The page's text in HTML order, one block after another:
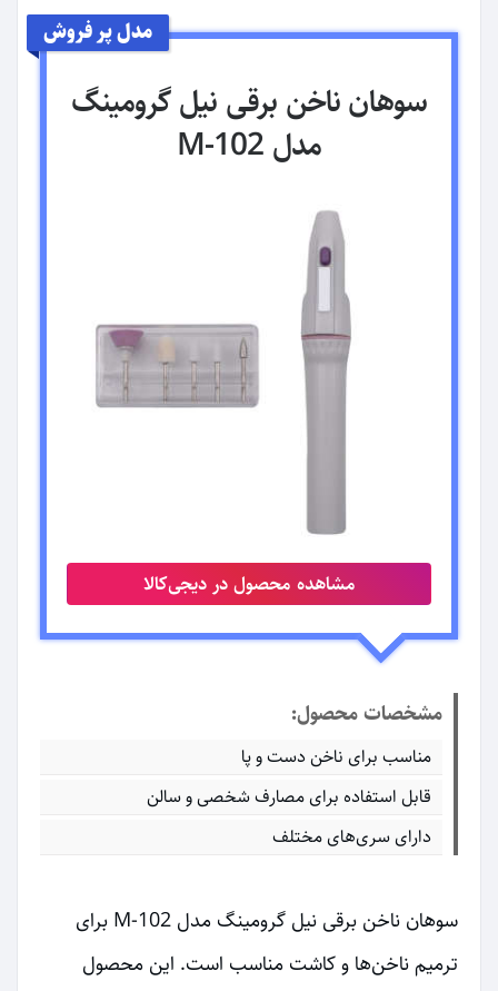
مدل پر فروش
سوهان ناخن برقی نیل گرومینگ
مدل M-102
مشاهده محصول در دیجی‌کالا
مشخصات محصول:
مناسب برای ناخن دست و پا
قابل استفاده برای مصارف شخصی و سالن
دارای سری‌های مختلف
سوهان ناخن برقی نیل گرومینگ مدل M-102 برای
ترمیم ناخن‌ها و کاشت مناسب است. این محصول